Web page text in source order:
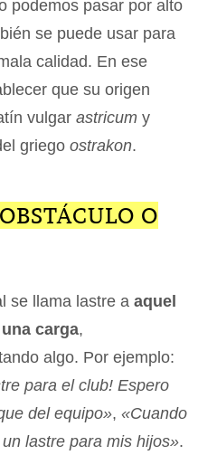
podemos pasar por alto
se puede usar para
calidad. En ese
que su origen
vulgar astricum y
griego ostrakon.
O
se llama lastre a aquel
carga,
algo. Por ejemplo:
para el club! Espero
del equipo», «Cuando
lastre para mis hijos».